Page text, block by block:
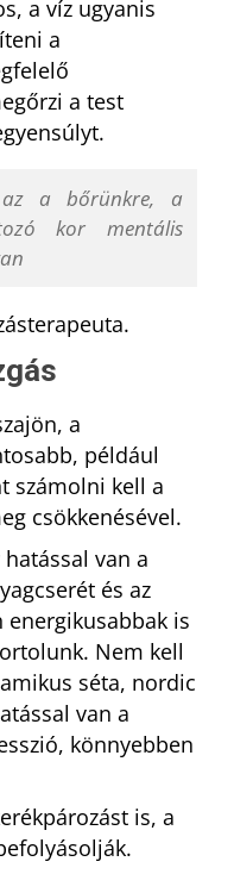
a víz ugyanis
a
a test
a bőrünkre, a
kor mentális
a
például
számolni kell a
csökkenésével.
van a
és az
is
Nem kell
séta, nordic
van a
könnyebben
is, a